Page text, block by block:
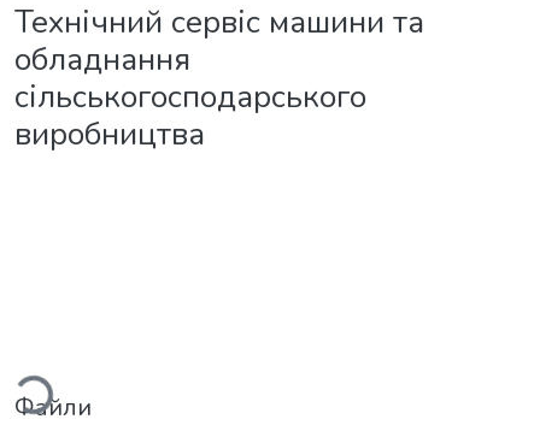
Технічний сервіс машини та
обладнання
сільськогосподарського
виробництва
Вантажиться...
Файли